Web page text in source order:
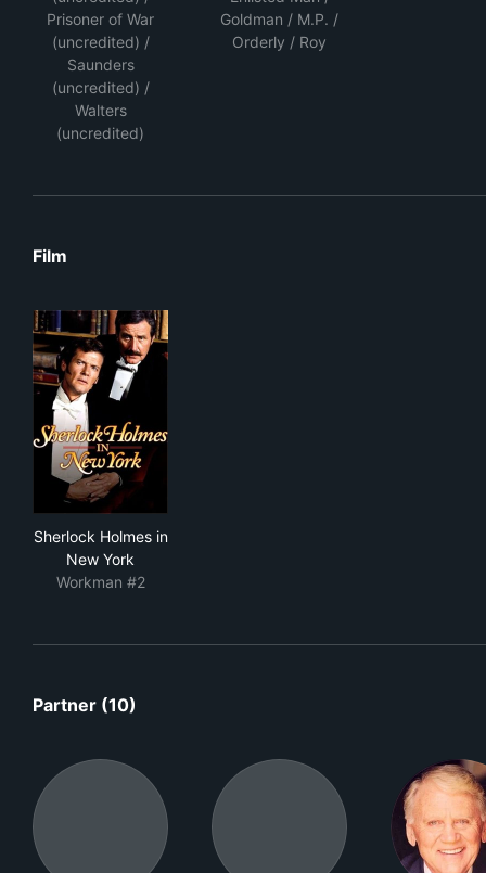
Prisoner of War
(uncredited) /
Saunders
(uncredited) /
Walters
(uncredited)
Goldman / M.P. /
Orderly / Roy
Film
Sherlock Holmes in
New York
Workman #2
Partner (10)